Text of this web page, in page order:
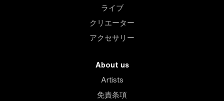
ライブ
クリエーター
アクセサリー
About us
Artists
免責条項